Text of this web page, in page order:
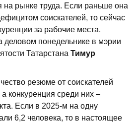
на рынке труда. Если раньше она
соискателей, то сейчас
за рабочие места.
деловом понедельнике в мэрии
Татарстана Тимур
резюме от соискателей
конкуренция среди них –
Если в 2025-м на одну
6,2 человека, то в настоящее